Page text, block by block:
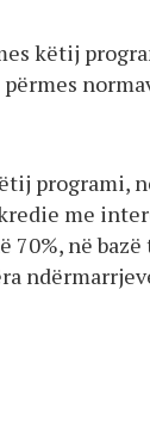
këtij
programi,
me
70%, në